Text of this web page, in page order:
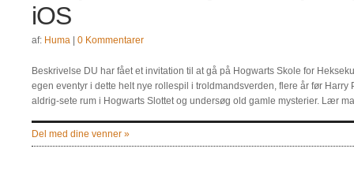
iOS
af: Huma 0 Kommentarer
Beskrivelse DU har fået et invitation til at gå på Hogwarts Skole for
egen eventyr i dette helt nye rollespil i troldmandsverden, flere år før Harry
aldrig-sete rum i Hogwarts Slottet og undersøg old gamle mysterier. Lær
Del med dine venner »